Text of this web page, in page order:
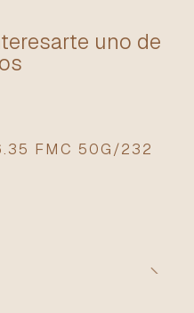
uno de
FMC 50G/232